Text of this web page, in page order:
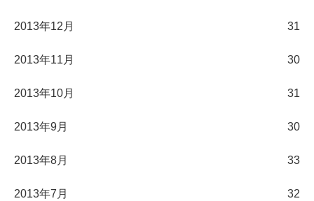
2013年12月 31
2013年11月 30
2013年10月 31
2013年9月 30
2013年8月 33
2013年7月 32